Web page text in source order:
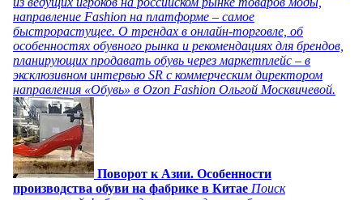
направление Fashion на платформе – самое
быстрорастущее. О трендах в онлайн-торговле, об
особенностях обувного рынка и рекомендациях для брендов,
планирующих продавать обувь через маркетплейс – в
эксклюзивном интервью SR с коммерческим директором
направления «Обувь» в Ozon Fashion Ольгой Москвичевой.
Поворот к Азии. Особенности
производства обуви на фабрике в Китае Поиск